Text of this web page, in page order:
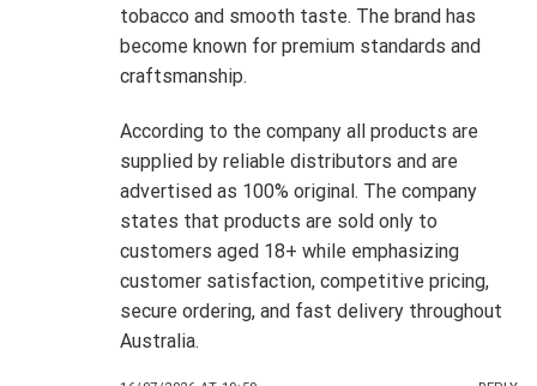
tobacco and smooth taste. The brand has
become known for premium standards and
craftsmanship.
According to the company all products are
supplied by reliable distributors and are
advertised as 100% original. The company
states that products are sold only to
customers aged 18+ while emphasizing
customer satisfaction, competitive pricing,
secure ordering, and fast delivery throughout
Australia.